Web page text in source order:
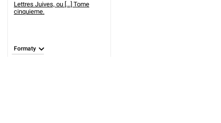
Lettres Juives, ou [...] Tome
cinquieme.
Formaty